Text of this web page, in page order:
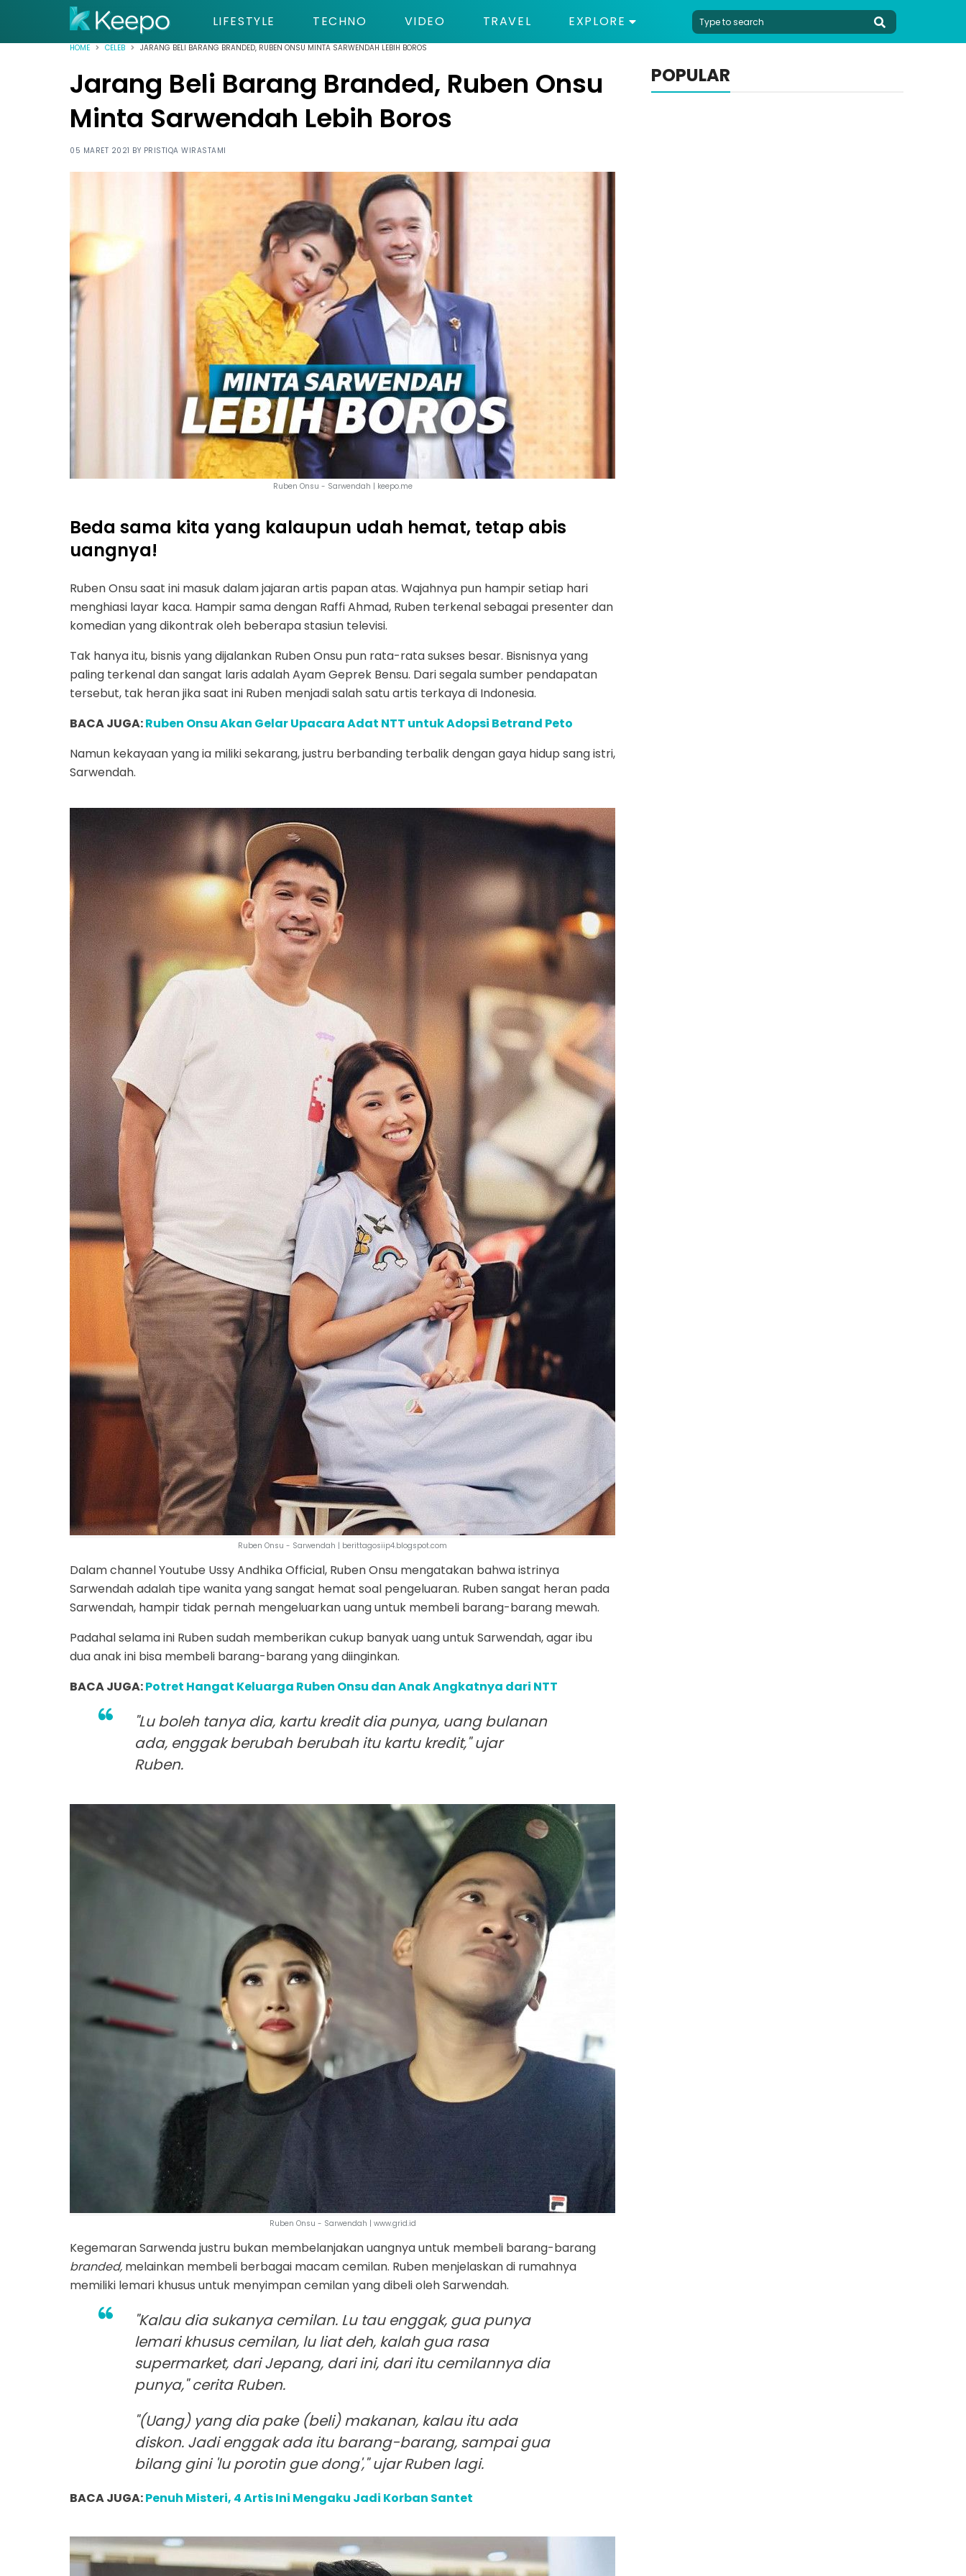
LIFESTYLE TECHNO VIDEO TRAVEL EXPLORE
HOME CELEB JARANG BELI BARANG BRANDED, RUBEN ONSU MINTA SARWENDAH LEBIH BOROS
Jarang Beli Barang Branded, Ruben Onsu
Minta Sarwendah Lebih Boros
05 MARET 2021 BY PRISTIQA WIRASTAMI
Ruben Onsu - Sarwendah | keepo.me
Beda sama kita yang kalaupun udah hemat, tetap abis
uangnya!
Ruben Onsu saat ini masuk dalam jajaran artis papan atas. Wajahnya pun hampir setiap hari
menghiasi layar kaca. Hampir sama dengan Raffi Ahmad, Ruben terkenal sebagai presenter dan
komedian yang dikontrak oleh beberapa stasiun televisi.
Tak hanya itu, bisnis yang dijalankan Ruben Onsu pun rata-rata sukses besar. Bisnisnya yang
paling terkenal dan sangat laris adalah Ayam Geprek Bensu. Dari segala sumber pendapatan
tersebut, tak heran jika saat ini Ruben menjadi salah satu artis terkaya di Indonesia.
BACA JUGA:Ruben Onsu Akan Gelar Upacara Adat NTT untuk Adopsi Betrand Peto
Namun kekayaan yang ia miliki sekarang, justru berbanding terbalik dengan gaya hidup sang istri,
Sarwendah.
Ruben Onsu - Sarwendah | berittagosiip4.blogspot.com
Dalam channel Youtube Ussy Andhika Official, Ruben Onsu mengatakan bahwa istrinya
Sarwendah adalah tipe wanita yang sangat hemat soal pengeluaran. Ruben sangat heran pada
Sarwendah, hampir tidak pernah mengeluarkan uang untuk membeli barang-barang mewah.
Padahal selama ini Ruben sudah memberikan cukup banyak uang untuk Sarwendah, agar ibu
dua anak ini bisa membeli barang-barang yang diinginkan.
BACA JUGA:Potret Hangat Keluarga Ruben Onsu dan Anak Angkatnya dari NTT
"Lu boleh tanya dia, kartu kredit dia punya, uang bulanan
ada, enggak berubah berubah itu kartu kredit," ujar
Ruben.
Ruben Onsu - Sarwendah | www.grid.id
Kegemaran Sarwenda justru bukan membelanjakan uangnya untuk membeli barang-barang
branded, melainkan membeli berbagai macam cemilan. Ruben menjelaskan di rumahnya
memiliki lemari khusus untuk menyimpan cemilan yang dibeli oleh Sarwendah.
"Kalau dia sukanya cemilan. Lu tau enggak, gua punya
lemari khusus cemilan, lu liat deh, kalah gua rasa
supermarket, dari Jepang, dari ini, dari itu cemilannya dia
punya," cerita Ruben.
"(Uang) yang dia pake (beli) makanan, kalau itu ada
diskon. Jadi enggak ada itu barang-barang, sampai gua
bilang gini 'lu porotin gue dong'," ujar Ruben lagi.
BACA JUGA:Penuh Misteri, 4 Artis Ini Mengaku Jadi Korban Santet
POPULAR